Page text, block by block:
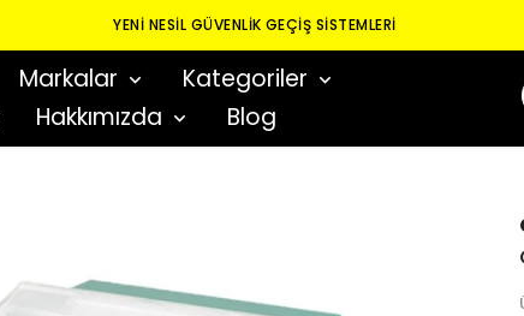
YENI NESIL GÜVENLIK GEÇIŞ SISTEMLERI
Markalar
Kategoriler
Hakkımızda Blog